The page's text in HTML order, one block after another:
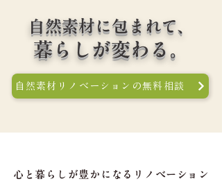
自然素材に包まれて、
​暮らしが変わる。
自然素材リノベーションの無料相談
心と暮らしが豊かになるリノベーション